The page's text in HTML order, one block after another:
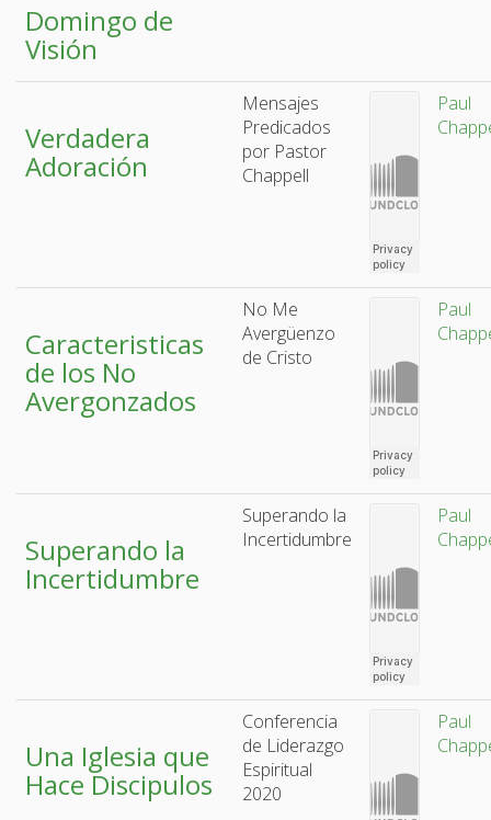
Domingo de
Visión
Verdadera
Adoración
Mensajes
Predicados
por Pastor
Chappell
Paul
Caracteristicas
de los No
Avergonzados
No Me
Avergüenzo
de Cristo
Paul
Superando la
Incertidumbre
Superando la
Incertidumbre
Paul
Una Iglesia que
Hace Discipulos
Conferencia
de Liderazgo
Espiritual
2020
Paul